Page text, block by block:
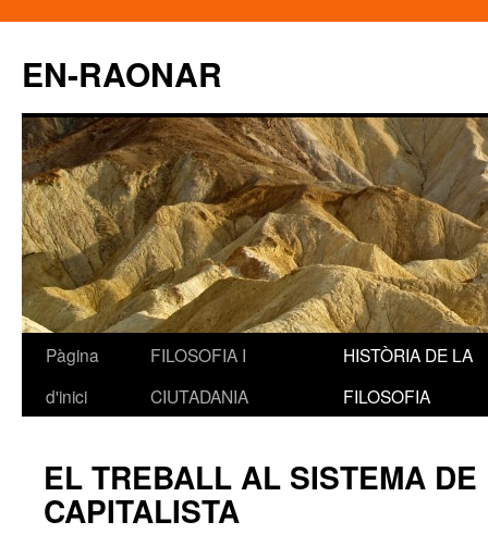
EN-RAONAR
Vés
Pàgina
d'inici
FILOSOFIA I
CIUTADANIA
HISTÒRIA DE LA
FILOSOFIA
EL TREBALL AL SISTEMA DE
CAPITALISTA